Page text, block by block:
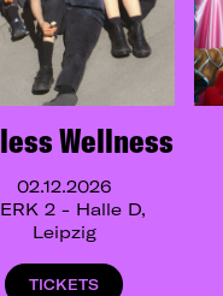
Wellness
02.12.2026
2 - Halle D,
Leipzig
TICKETS